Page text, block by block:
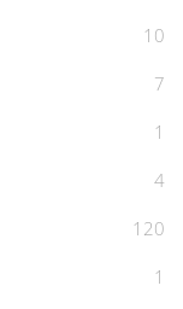
10
7
1
4
120
1